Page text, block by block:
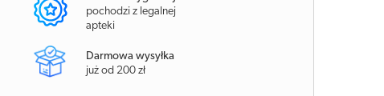
pochodzi z legalnej
apteki
Darmowa wysyłka
już od 200 zł